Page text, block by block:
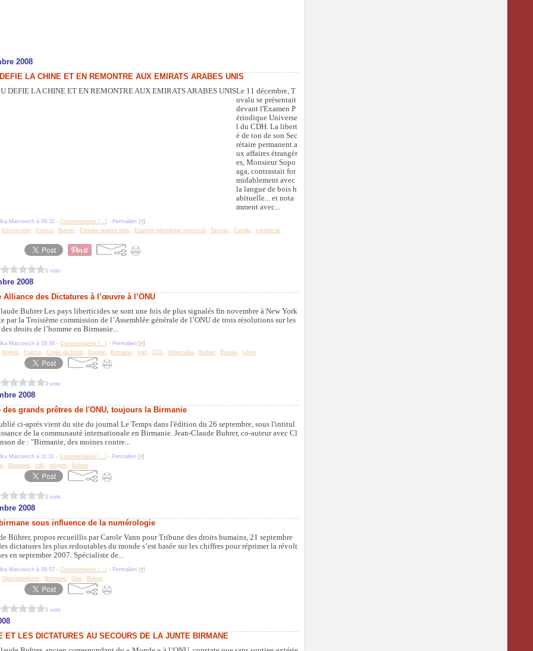
2008
LA CHINE ET EN REMONTRE AUX EMIRATS ARABES UNIS
Le 11 décembre, T
uvalu se présentait
devant l'Examen P
ériodique Universe
l du CDH. La libert
é de ton de son Sec
rétaire permanent a
ux affaires étrangèr
es, Monsieur Sopo
aga, contrastait for
midablement avec
la langue de bois h
abituelle... et nota
mment avec...
Marcovich à 09:32 -Commentaires […] - Permalien [#]
Démocratie, France, Buhrer, Emirats arabes unis , Examen périodique universel ,Taïwan,Tuvalu,conseil de
0 vote
2008
Alliance des Dictatures à l’œuvre à l’ONU
Buhrer Les pays liberticides se sont une fois de plus signalés fin novembre à New York
par la Troisième commission de l’Assemblée générale de l’ONU de trois résolutions sur les
droits de l’homme en Birmanie...
Marcovich à 18:38 -Commentaires […] - Permalien [#]
Algérie, France,Corée du Nord , Egypte, Birmanie, Iran,OCI ,Vénezuéla, Buhrer, Russie, Libye
0 vote
2008
des grands prêtres de l'ONU, toujours la Birmanie
ci-aprés vient du site du journal Le Temps dans l'édition du 26 septembre, sous l'intitul
de la communauté internationale en Birmanie. Jean-Claude Buhrer, co-auteur avec Cl
de : "Birmanie, des moines contre...
Marcovich à 11:31 -Commentaires […] - Permalien [#]
, Birmanie,cdh,religion, Buhrer
0 vote
2008
sous influence de la numérologie
Bührer, propos recueillis par Carole Vann pour Tribune des droits humains, 21 septembre
dictatures les plus redoutables du monde s’est basée sur les chiffres pour réprimer la révolt
en septembre 2007. Spécialiste de...
Marcovich à 08:57 -Commentaires […] - Permalien [#]
Obscurantisme, Birmanie,Onu, Buhrer
0 vote
ET LES DICTATURES AU SECOURS DE LA JUNTE BIRMANE